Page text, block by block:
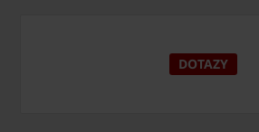
DOTAZY